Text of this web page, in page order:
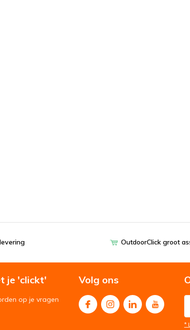
OutdoorClick groot
je 'clickt'
op je vragen
Volg ons
*